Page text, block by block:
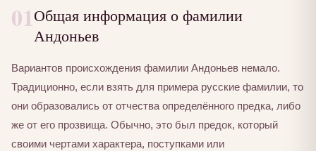
01Общая информация о фамилии
Андоньев
Вариантов происхождения фамилии Андоньев немало.
Традиционно, если взять для примера русские фамилии, то
они образовались от отчества определённого предка, либо
же от его прозвища. Обычно, это был предок, который
своими чертами характера, поступками или